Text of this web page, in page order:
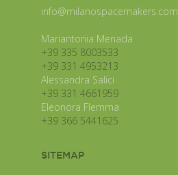
info@milanospacemakers.com
Mariantonia Menada
+39 335 8003533
+39 331 4953213
Alessandra Salici
+39 331 4661959
Eleonora Flemma
+39 366 5441625
SITEMAP